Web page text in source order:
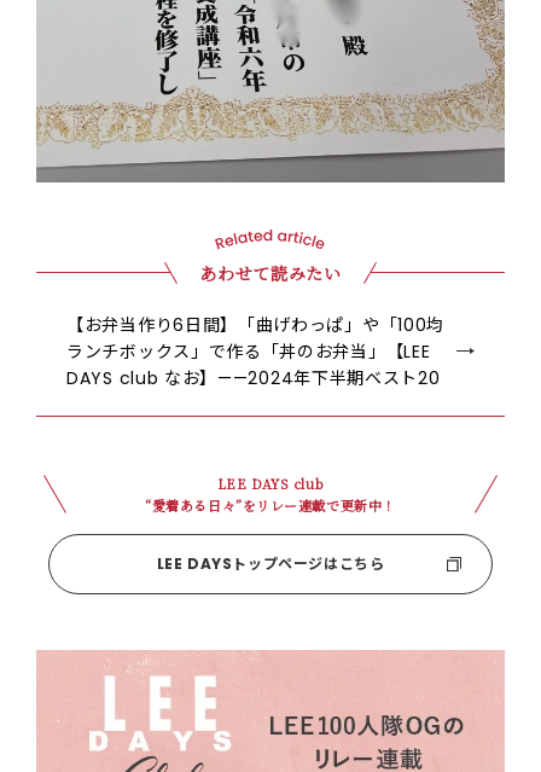
あわせて読みたい
【お弁当作り6日間】「曲げわっぱ」や「100均
ランチボックス」で作る「丼のお弁当」【LEE
DAYS club なお】——2024年下半期ベスト20
LEE DAYS club
“愛着ある日々”をリレー連載で更新中！
LEE DAYSトップページはこちら